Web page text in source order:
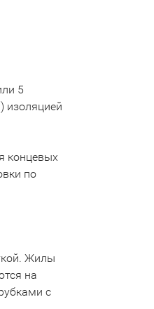
5
изоляцией
концевых
по
Жилы
на
с